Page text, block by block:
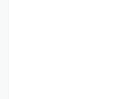
وتأكد من استخدام
في الدفع.